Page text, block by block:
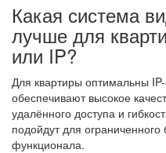
Какая система
лучше для
или IP?
Для квартиры оптимальны
обеспечивают высокое
удалённого доступа и
подойдут для
функционала.